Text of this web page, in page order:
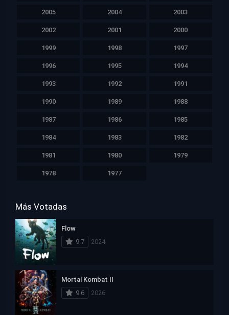
2005 2004 2003
2002 2001 2000
1999 1998 1997
1996 1995 1994
1993 1992 1991
1990 1989 1988
1987 1986 1985
1984 1983 1982
1981 1980 1979
1978 1977
Más Votadas
Flow
9.7
2024
Mortal Kombat II
9.6
2026